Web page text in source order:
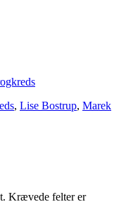
, Lise Bostrup, Marek
Krævede felter er